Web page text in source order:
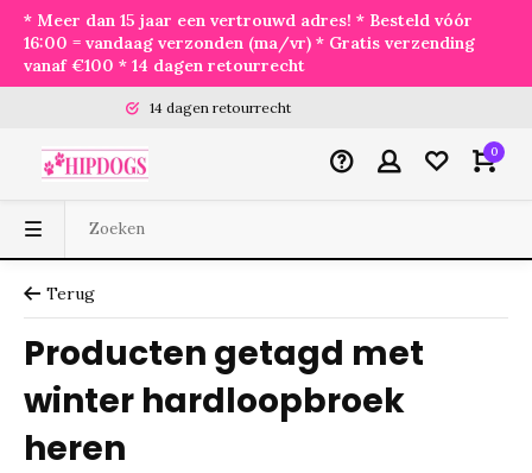
* Meer dan 15 jaar een vertrouwd adres! * Besteld vóór
16:00 = vandaag verzonden (ma/vr) * Gratis verzending
vanaf €100 * 14 dagen retourrecht
14 dagen retourrecht
0
Terug
Producten getagd met
winter hardloopbroek
heren